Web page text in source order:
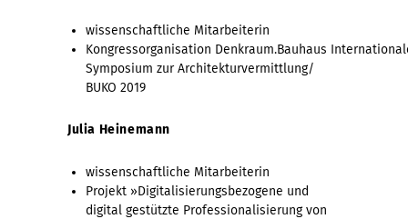
wissenschaftliche Mitarbeiterin
Kongressorganisation Denkraum.Bauhaus
Symposium zur Architekturvermittlung/
BUKO 2019
Julia Heinemann
wissenschaftliche Mitarbeiterin
Projekt »Digitalisierungsbezogene und
digital gestützte Professionalisierung von